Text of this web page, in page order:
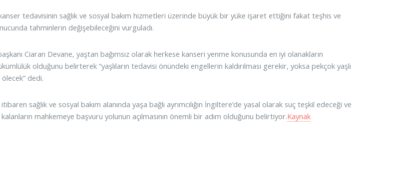
tedavisinin sağlık ve sosyal bakım hizmetleri üzerinde büyük bir yüke işaret ettiğini fakat teşhis ve
tahminlerin değişebileceğini vurguladı.
Ciaran Devane, yaştan bağımsız olarak herkese kanseri yenme konusunda en iyi olanakların
olduğunu belirterek “yaşlıların tedavisi önündeki engellerin kaldırılması gerekir, yoksa pekçok yaşlı
dedi.
sağlık ve sosyal bakım alanında yaşa bağlı ayrımcılığın İngiltere’de yasal olarak suç teşkil edeceği ve
mahkemeye başvuru yolunun açılmasının önemli bir adım olduğunu belirtiyor.Kaynak